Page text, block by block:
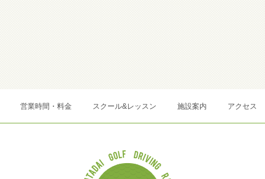
営業時間・料金 スクール&レッスン 施設案内 アクセス